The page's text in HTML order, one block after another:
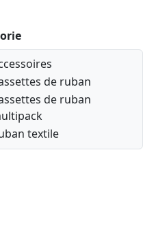
de ruban
de ruban
textile